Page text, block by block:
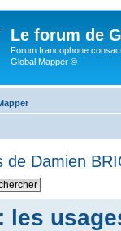
Le forum de
Forum francophone
Global Mapper ©
de Damien